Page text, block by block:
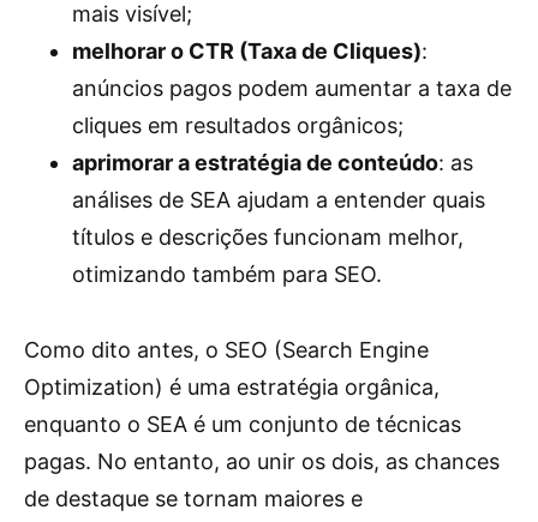
mais visível;
melhorar o CTR (Taxa de Cliques):
anúncios pagos podem aumentar a taxa de
cliques em resultados orgânicos;
aprimorar a estratégia de conteúdo: as
análises de SEA ajudam a entender quais
títulos e descrições funcionam melhor,
otimizando também para SEO.
Como dito antes, o SEO (Search Engine
Optimization) é uma estratégia orgânica,
enquanto o SEA é um conjunto de técnicas
pagas. No entanto, ao unir os dois, as chances
de destaque se tornam maiores e